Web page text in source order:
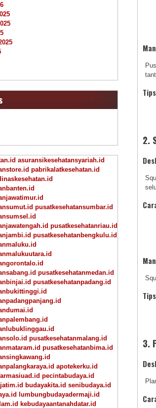
2.
3.
asuransikesehatansyariah.id
pabrikalatkesehatan.id
pusatkesehatansumbar.id
pusatkesehatanriau.id
pusatkesehatanbengkulu.id
pusatkesehatanmedan.id
pusatkesehatanpadang.id
pusatkesehatanmalang.id
pusatkesehatanbima.id
apotekerku.id
pecintabudaya.id
budayakita.id senibudaya.id
lumbungbudayadermaji.id
kebudayaantanahdatar.id